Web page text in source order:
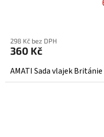
298 Kč bez DPH
360 Kč
AMATI Sada vlajek